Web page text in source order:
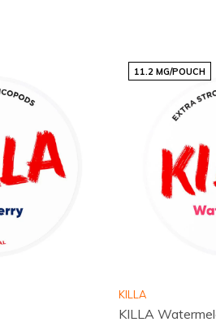
Nicotine Pouches
sobre:10.4
gramo:16
(gramos):
la innovación y calidad
11.2 MG/POUCH
KILLA
KILLA